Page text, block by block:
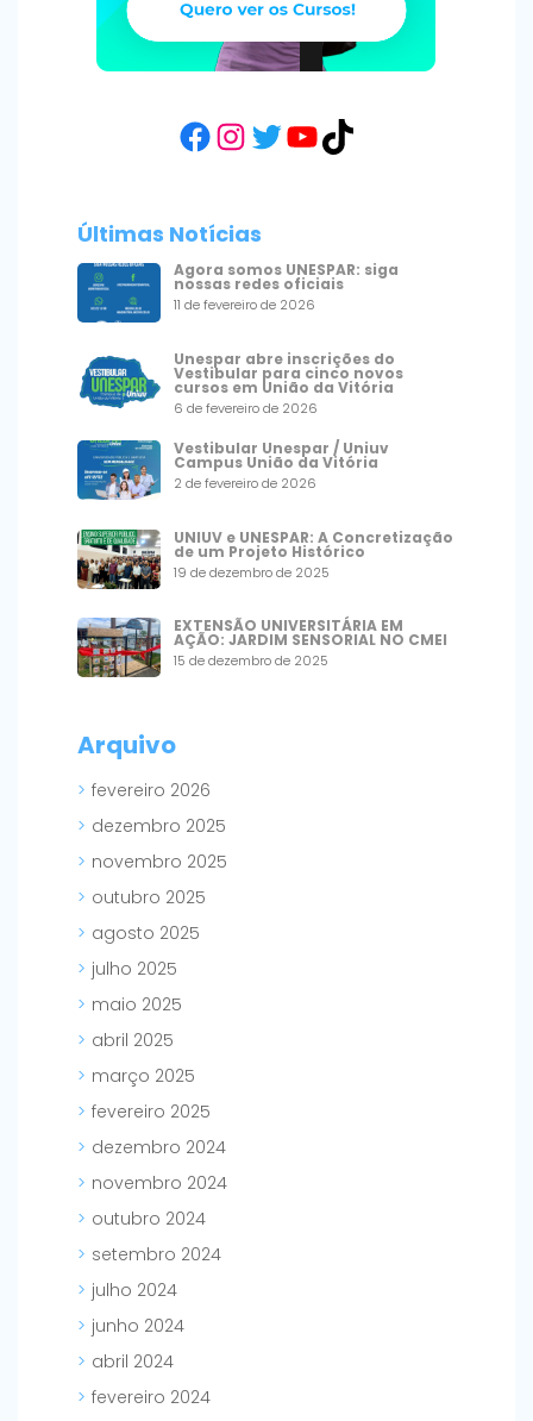
Facebook
Instagram
Twitter
YouTube
TikTok
Últimas Notícias
Agora somos UNESPAR: siga
nossas redes oficiais
11 de fevereiro de 2026
Unespar abre inscrições do
Vestibular para cinco novos
cursos em União da Vitória
6 de fevereiro de 2026
Vestibular Unespar / Uniuv
Campus União da Vitória
2 de fevereiro de 2026
UNIUV e UNESPAR: A Concretização
de um Projeto Histórico
19 de dezembro de 2025
EXTENSÃO UNIVERSITÁRIA EM
AÇÃO: JARDIM SENSORIAL NO CMEI
15 de dezembro de 2025
Arquivo
fevereiro 2026
dezembro 2025
novembro 2025
outubro 2025
agosto 2025
julho 2025
maio 2025
abril 2025
março 2025
fevereiro 2025
dezembro 2024
novembro 2024
outubro 2024
setembro 2024
julho 2024
junho 2024
abril 2024
fevereiro 2024